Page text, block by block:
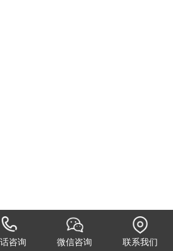
咨询 微信咨询 联系我们